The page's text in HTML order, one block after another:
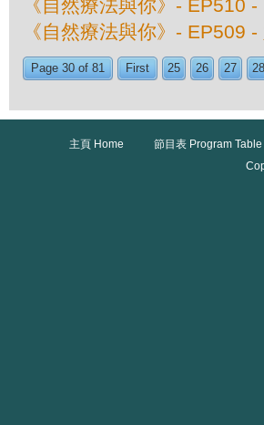
《自然療法與你》- EP510
《自然療法與你》- EP509
Page 30 of 81 First 25 26 27 28
主頁 Home 節目表 Program Table